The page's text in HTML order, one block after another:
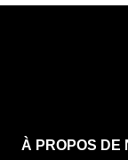
À PROPOS DE